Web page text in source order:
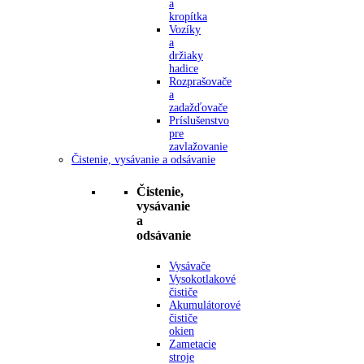
a
kropítka
Vozíky
a
držiaky
hadice
Rozprašovače
a
zadažďovače
Príslušenstvo
pre
zavlažovanie
Čistenie, vysávanie a odsávanie
Čistenie,
vysávanie
a
odsávanie
Vysávače
Vysokotlakové
čističe
Akumulátorové
čističe
okien
Zametacie
stroje